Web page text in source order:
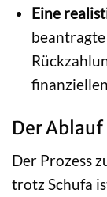
Eine
Der
Der Prozess
trotz Schufa